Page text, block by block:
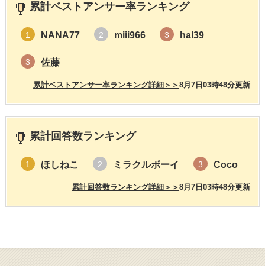
累計ベストアンサー率ランキング
1 NANA77 2 miii966 3 hal39
3 佐藤
8月7日03時48分更新
累計ベストアンサー率ランキング詳細＞＞
累計回答数ランキング
1 ほしねこ 2 ミラクルボーイ 3 Coco
8月7日03時48分更新
累計回答数ランキング詳細＞＞